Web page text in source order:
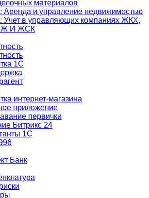
материалов
Аренда и управление недвижимостью
Учет в управляющих компаниях ЖКХ,
И ЖСК
1С
интернет-магазина
приложение
первички
Битрикс 24
1С
Банк